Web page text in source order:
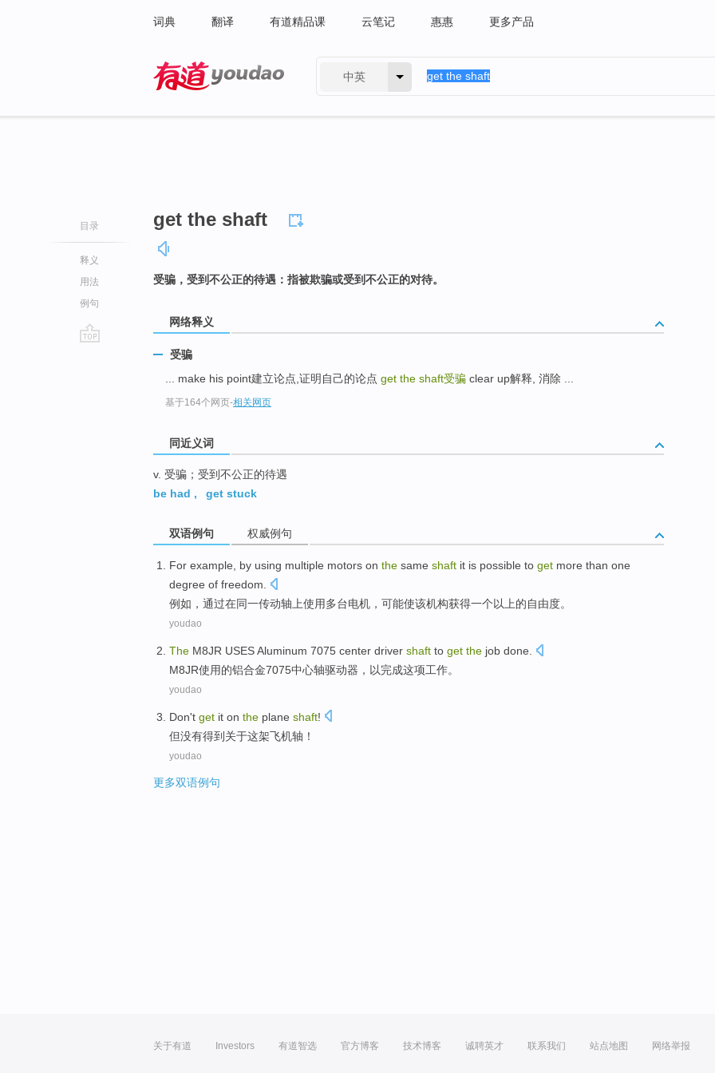
词典 翻译 有道精品课 云笔记 惠惠 更多产品
中英
目录
释义
用法
例句
get the shaft
受骗，受到不公正的待遇：指被欺骗或受到不公正的对待。
网络释义
受骗
... make his point建立论点,证明自己的论点 get the shaft受骗 clear up解释, 消除 ...
基于164个网页-相关网页
同近义词
v. 受骗；受到不公正的待遇
be had , get stuck
双语例句 权威例句
For example by using multiple motors on the same shaft it is possible to get more than one
degree of freedom
例如 ， 通过在同一传动轴 上使用多台电机 ， 可能使该机构获得一个以上的自由度。
youdao
The M8JR USESAluminum 7075 center driver shaft to get the job done
M8JR使用的铝合金7075中心轴驱动器 ，以完成这项工作。
youdao
Don't get it on the plane shaft!
但没有得到 关于这架飞机轴 ！
youdao
更多双语例句
关于有道 Investors 有道智选 官方博客 技术博客 诚聘英才 联系我们 站点地图 网络举报